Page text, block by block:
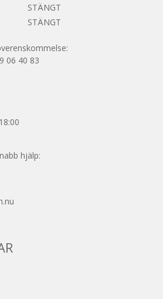
STÄNGT
STÄNGT
06 40 83
hjälp: